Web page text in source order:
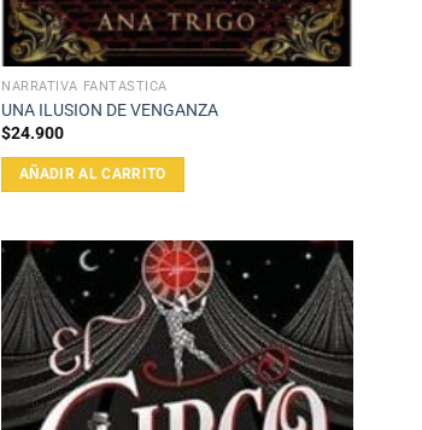
NARRATIVA FANTÁSTICA
UNA ILUSION DE VENGANZA
$24.900
AÑADIR AL CARRITO